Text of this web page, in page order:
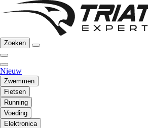
Zoeken
Nieuw
Zwemmen
Fietsen
Running
Voeding
Elektronica